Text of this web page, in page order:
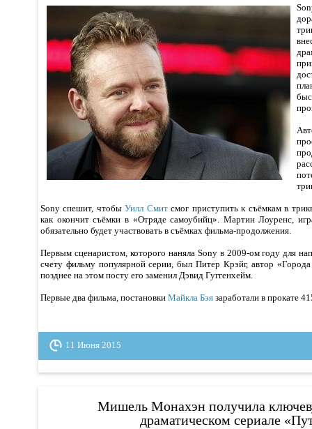
Sony спешит, чтобыУилл Смитсмог приступить к съёмкам в
как окончит съёмки в «Отряде самоубийц». Мартин Лоуренс,
обязательно будет участвовать в съёмках фильма-продолжения.
Первым сценаристом, которого наняла Sony в 2009-ом году для
счету фильму популярной серии, был Питер Крэйг, автор
позднее на этом посту его заменил Дэвид Гуггенхейм.
Первые два фильма, постановки Майкла Бэя заработали в прокате
11 Июня 2015
Мишель Монахэн получила
драматическом сериале